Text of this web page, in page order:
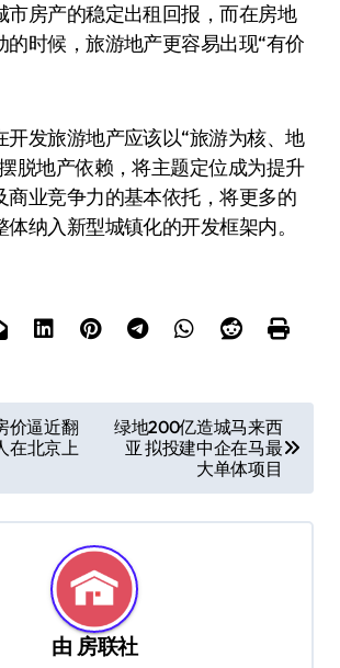
市房产的稳定出租回报，而在房地
的时候，旅游地产更容易出现“有价
开发旅游地产应该以“旅游为核、地
脱地产依赖，将主题定位成为提升
商业竞争力的基本依托，将更多的
纳入新型城镇化的开发框架内。
价逼近翻
在北京上
绿地200亿造城马来西
亚 拟投建中企在马最
大单体项目
由 房联社